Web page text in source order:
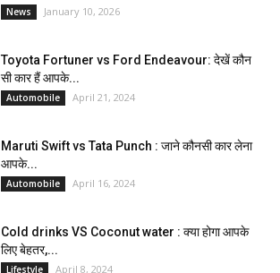
News January 10, 2026
Toyota Fortuner vs Ford Endeavour: देखें कौन
सी कार हैं आपके...
Automobile April 21, 2024
Maruti Swift vs Tata Punch : जाने कौनसी कार लेना
आपके...
Automobile April 16, 2024
Cold drinks VS Coconut water : क्या होगा आपके
लिए बेहतर,...
Lifestyle April 8, 2024